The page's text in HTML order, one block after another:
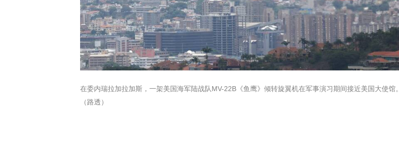
在委内瑞拉加拉加斯，一架美国海军陆战队MV-22B《鱼鹰》倾转旋翼机在军事演习期间接近美国大使馆。
（路透）